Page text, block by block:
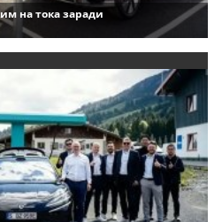
на тока заради